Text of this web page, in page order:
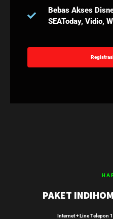
Bebas Akses
SEAToday, Vidio,
PAKET
Internet + Line Telepon